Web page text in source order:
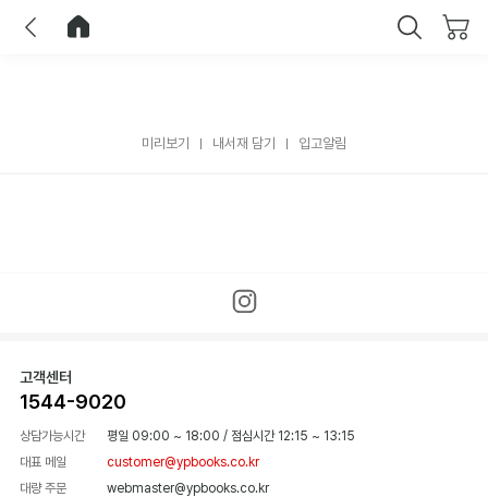
미리보기 내서재 담기 입고알림
고객센터
1544-9020
상담가능시간 평일 09:00 ~ 18:00 / 점심시간 12:15 ~ 13:15
대표 메일
customer@ypbooks.co.kr
대량 주문
webmaster@ypbooks.co.kr